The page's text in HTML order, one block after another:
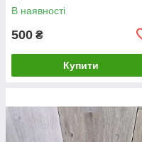
В наявності
500 ₴
Купити